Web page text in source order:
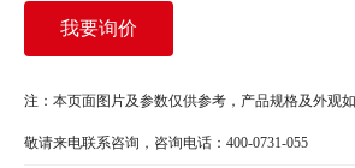
我要询价
注：本页面图片及参数仅供参考，产品规格及外观
敬请来电联系咨询，咨询电话：400-0731-055